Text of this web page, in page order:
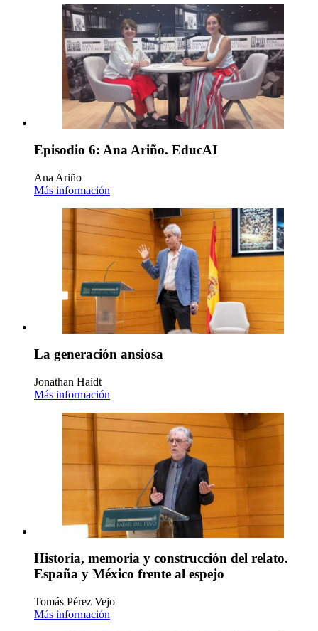
Episodio 6: Ana Ariño. EducAI
Ana Ariño
Más información
La generación ansiosa
Jonathan Haidt
Más información
Historia, memoria y construcción del relato.
España y México frente al espejo
Tomás Pérez Vejo
Más información